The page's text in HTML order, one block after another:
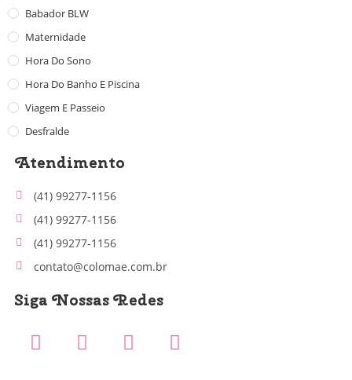
Babador BLW
Maternidade
Hora Do Sono
Hora Do Banho E Piscina
Viagem E Passeio
Desfralde
Atendimento
(41) 99277-1156
(41) 99277-1156
(41) 99277-1156
contato@colomae.com.br
Siga Nossas Redes